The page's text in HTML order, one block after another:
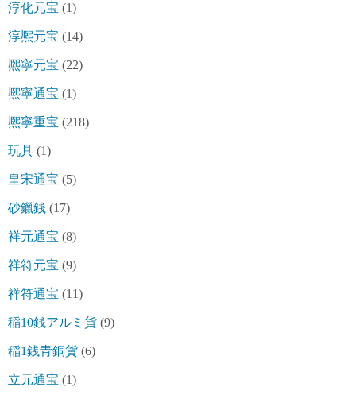
淳化元宝 (1)
淳熈元宝 (14)
熈寧元宝 (22)
熈寧通宝 (1)
熈寧重宝 (218)
玩具 (1)
皇宋通宝 (5)
砂鑞銭 (17)
祥元通宝 (8)
祥符元宝 (9)
祥符通宝 (11)
稲10銭アルミ貨 (9)
稲1銭青銅貨 (6)
立元通宝 (1)